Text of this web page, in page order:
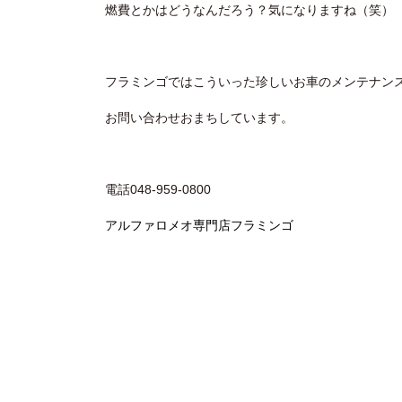
燃費とかはどうなんだろう？気になりますね（笑）
フラミンゴではこういった珍しいお車のメンテナン
お問い合わせおまちしています。
電話048-959-0800
アルファロメオ専門店フラミンゴ